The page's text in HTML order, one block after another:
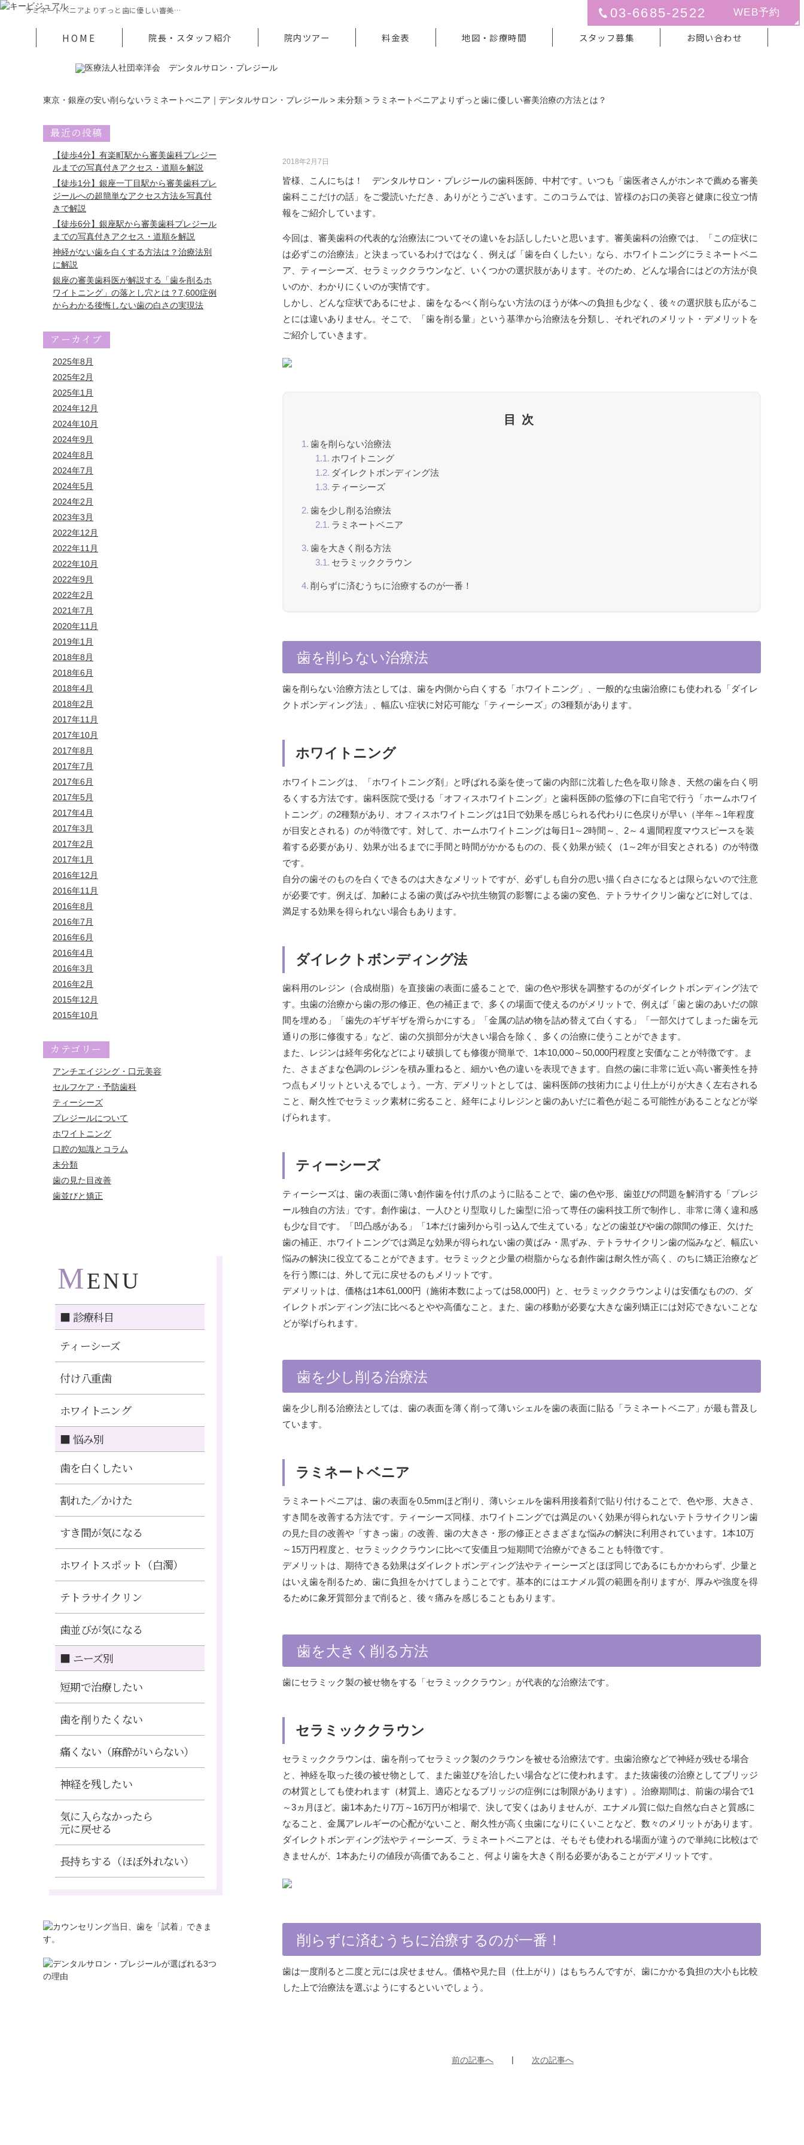
ラミネートベニアよりずっと歯に優しい審美… 03-6685-2522 WEB予約
HOME 院長・スタッフ紹介 院内ツアー 料金表 地図・診療時間 スタッフ募集 お問い合わせ
東京・銀座の安い削らないラミネートべニア｜デンタルサロン・プレジール > 未分類 > ラミネートベニアよりずっと歯に優しい審美治療の方法とは？
最近の投稿
【徒歩4分】有楽町駅から審美歯科プレジー
ルまでの写真付きアクセス・道順を解説
【徒歩1分】銀座一丁目駅から審美歯科プレ
ジールへの超簡単なアクセス方法を写真付
きで解説
【徒歩6分】銀座駅から審美歯科プレジール
までの写真付きアクセス・道順を解説
神経がない歯を白くする方法は？治療法別
に解説
銀座の審美歯科医が解説する「歯を削るホ
ワイトニング」の落とし穴とは？7,600症例
からわかる後悔しない歯の白さの実現法
アーカイブ
2025年8月
2025年2月
2025年1月
2024年12月
2024年10月
2024年9月
2024年8月
2024年7月
2024年5月
2024年2月
2023年3月
2022年12月
2022年11月
2022年10月
2022年9月
2022年2月
2021年7月
2020年11月
2019年1月
2018年8月
2018年6月
2018年4月
2018年2月
2017年11月
2017年10月
2017年8月
2017年7月
2017年6月
2017年5月
2017年4月
2017年3月
2017年2月
2017年1月
2016年12月
2016年11月
2016年8月
2016年7月
2016年6月
2016年4月
2016年3月
2016年2月
2015年12月
2015年10月
カテゴリー
アンチエイジング・口元美容
セルフケア・予防歯科
ティーシーズ
プレジールについて
ホワイトニング
口腔の知識とコラム
未分類
歯の見た目改善
歯並びと矯正
MENU
■ 診療科目
ティーシーズ
付け八重歯
ホワイトニング
■ 悩み別
歯を白くしたい
割れた／かけた
すき間が気になる
ホワイトスポット（白濁）
テトラサイクリン
歯並びが気になる
■ ニーズ別
短期で治療したい
歯を削りたくない
痛くない（麻酔がいらない）
神経を残したい
気に入らなかったら
元に戻せる
長持ちする（ほぼ外れない）
2018年2月7日
皆様、こんにちは！ デンタルサロン・プレジールの歯科医師、中村です。いつも「歯医者さんがホンネで薦める審美
歯科ここだけの話」をご愛読いただき、ありがとうございます。このコラムでは、皆様のお口の美容と健康に役立つ情
報をご紹介しています。
今回は、審美歯科の代表的な治療法についてその違いをお話ししたいと思います。審美歯科の治療では、「この症状に
は必ずこの治療法」と決まっているわけではなく、例えば「歯を白くしたい」なら、ホワイトニングにラミネートベニ
ア、ティーシーズ、セラミッククラウンなど、いくつかの選択肢があります。そのため、どんな場合にはどの方法が良
いのか、わかりにくいのが実情です。
しかし、どんな症状であるにせよ、歯をなるべく削らない方法のほうが体への負担も少なく、後々の選択肢も広がるこ
とには違いありません。そこで、「歯を削る量」という基準から治療法を分類し、それぞれのメリット・デメリットを
ご紹介していきます。
目次
歯を削らない治療法
ホワイトニング
ダイレクトボンディング法
ティーシーズ
歯を少し削る治療法
ラミネートベニア
歯を大きく削る方法
セラミッククラウン
削らずに済むうちに治療するのが一番！
歯を削らない治療法
歯を削らない治療方法としては、歯を内側から白くする「ホワイトニング」、一般的な虫歯治療にも使われる「ダイレ
クトボンディング法」、幅広い症状に対応可能な「ティーシーズ」の3種類があります。
ホワイトニング
ホワイトニングは、「ホワイトニング剤」と呼ばれる薬を使って歯の内部に沈着した色を取り除き、天然の歯を白く明
るくする方法です。歯科医院で受ける「オフィスホワイトニング」と歯科医師の監修の下に自宅で行う「ホームホワイ
トニング」の2種類があり、オフィスホワイトニングは1日で効果を感じられる代わりに色戻りが早い（半年～1年程度
が目安とされる）のが特徴です。対して、ホームホワイトニングは毎日1～2時間～、2～４週間程度マウスピースを装
着する必要があり、効果が出るまでに手間と時間がかかるものの、長く効果が続く（1～2年が目安とされる）のが特徴
です。
自分の歯そのものを白くできるのは大きなメリットですが、必ずしも自分の思い描く白さになるとは限らないので注意
が必要です。例えば、加齢による歯の黄ばみや抗生物質の影響による歯の変色、テトラサイクリン歯などに対しては、
満足する効果を得られない場合もあります。
ダイレクトボンディング法
歯科用のレジン（合成樹脂）を直接歯の表面に盛ることで、歯の色や形状を調整するのがダイレクトボンディング法で
す。虫歯の治療から歯の形の修正、色の補正まで、多くの場面で使えるのがメリットで、例えば「歯と歯のあいだの隙
間を埋める」「歯先のギザギザを滑らかにする」「金属の詰め物を詰め替えて白くする」「一部欠けてしまった歯を元
通りの形に修復する」など、歯の欠損部分が大きい場合を除く、多くの治療に使うことができます。
また、レジンは経年劣化などにより破損しても修復が簡単で、1本10,000～50,000円程度と安価なことが特徴です。ま
た、さまざまな色調のレジンを積み重ねると、細かい色の違いを表現できます。自然の歯に非常に近い高い審美性を持
つ点もメリットといえるでしょう。一方、デメリットとしては、歯科医師の技術力により仕上がりが大きく左右される
こと、耐久性でセラミック素材に劣ること、経年によりレジンと歯のあいだに着色が起こる可能性があることなどが挙
げられます。
ティーシーズ
ティーシーズは、歯の表面に薄い創作歯を付け爪のように貼ることで、歯の色や形、歯並びの問題を解消する「プレジ
ール独自の方法」です。創作歯は、一人ひとり型取りした歯型に沿って専任の歯科技工所で制作し、非常に薄く違和感
も少な目です。「凹凸感がある」「1本だけ歯列から引っ込んで生えている」などの歯並びや歯の隙間の修正、欠けた
歯の補正、ホワイトニングでは満足な効果が得られない歯の黄ばみ・黒ずみ、テトラサイクリン歯の悩みなど、幅広い
悩みの解決に役立てることができます。セラミックと少量の樹脂からなる創作歯は耐久性が高く、のちに矯正治療など
を行う際には、外して元に戻せるのもメリットです。
デメリットは、価格は1本61,000円（施術本数によっては58,000円）と、セラミッククラウンよりは安価なものの、ダ
イレクトボンディング法に比べるとやや高価なこと。また、歯の移動が必要な大きな歯列矯正には対応できないことな
どが挙げられます。
歯を少し削る治療法
歯を少し削る治療法としては、歯の表面を薄く削って薄いシェルを歯の表面に貼る「ラミネートベニア」が最も普及し
ています。
ラミネートベニア
ラミネートベニアは、歯の表面を0.5mmほど削り、薄いシェルを歯科用接着剤で貼り付けることで、色や形、大きさ、
すき間を改善する方法です。ティーシーズ同様、ホワイトニングでは満足のいく効果が得られないテトラサイクリン歯
の見た目の改善や「すきっ歯」の改善、歯の大きさ・形の修正とさまざまな悩みの解決に利用されています。1本10万
～15万円程度と、セラミッククラウンに比べて安価且つ短期間で治療ができることも特徴です。
デメリットは、期待できる効果はダイレクトボンディング法やティーシーズとほぼ同じであるにもかかわらず、少量と
はいえ歯を削るため、歯に負担をかけてしまうことです。基本的にはエナメル質の範囲を削りますが、厚みや強度を得
るために象牙質部分まで削ると、後々痛みを感じることもあります。
歯を大きく削る方法
歯にセラミック製の被せ物をする「セラミッククラウン」が代表的な治療法です。
セラミッククラウン
セラミッククラウンは、歯を削ってセラミック製のクラウンを被せる治療法です。虫歯治療などで神経が残せる場合
と、神経を取った後の被せ物として、また歯並びを治したい場合などに使われます。また抜歯後の治療としてブリッジ
の材質としても使われます（材質上、適応となるブリッジの症例には制限があります）。治療期間は、前歯の場合で1
～3ヵ月ほど。歯1本あたり7万～16万円が相場で、決して安くはありませんが、エナメル質に似た自然な白さと質感に
なること、金属アレルギーの心配がないこと、耐久性が高く虫歯になりにくいことなど、数々のメリットがあります。
ダイレクトボンディング法やティーシーズ、ラミネートベニアとは、そもそも使われる場面が違うので単純に比較はで
きませんが、1本あたりの値段が高価であること、何より歯を大きく削る必要があることがデメリットです。
削らずに済むうちに治療するのが一番！
歯は一度削ると二度と元には戻せません。価格や見た目（仕上がり）はもちろんですが、歯にかかる負担の大小も比較
した上で治療法を選ぶようにするといいでしょう。
前の記事へ 次の記事へ